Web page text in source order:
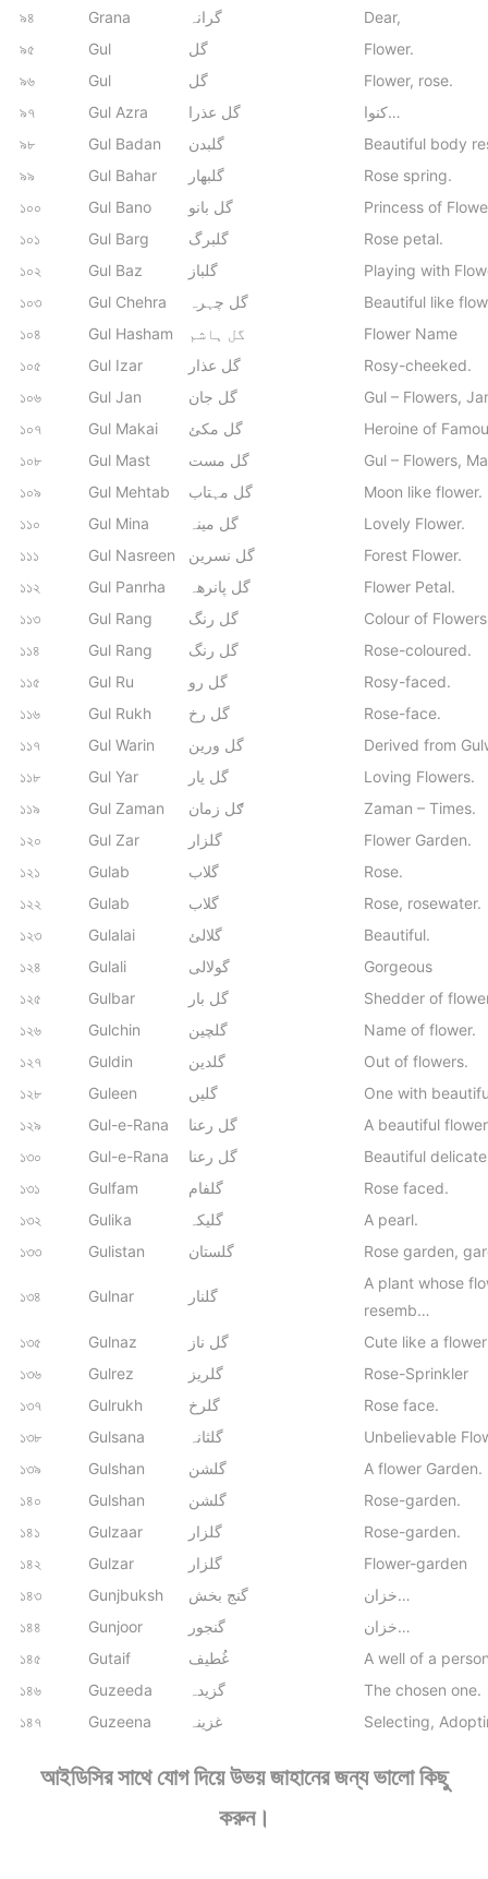
৯৪
Grana گرانہ
Dear,
৯৫
Gul گل
Flower.
৯৬
Gul گل
Flower, rose.
৯৭
Gul Azra گل عذرا
کنوا…
৯৮
Gul Badan گلبدن
Beautiful body
৯৯
Gul Bahar گلبھار
Rose spring.
১০০
Gul Bano گل بانو
Princess of
১০১
Gul Barg گلبرگ
Rose petal.
১০২
Gul Baz گلباز
Playing with
১০৩
Gul Chehra گل چہرہ
Beautiful like
১০৪
Gul Hasham گل ہاشم
Flower Name
১০৫
Gul Izar گل عذار
Rosy-cheeked.
১০৬
Gul Jan گل جان
Gul – Flowers,
১০৭
Gul Makai گل مکئ
Heroine of
১০৮
Gul Mast گل مست
Gul – Flowers,
১০৯
Gul Mehtab گل مہتاب
Moon like flower.
১১০
Gul Mina گل مينہ
Lovely Flower.
১১১
Gul Nasreen گل نسرین
Forest Flower.
১১২
Gul Panrha گل پانرھہ
Flower Petal.
১১৩
Gul Rang گل رنگ
Colour of
১১৪
Gul Rang گل رنگ
Rose-coloured.
১১৫
Gul Ru گل رو
Rosy-faced.
১১৬
Gul Rukh گل رخ
Rose-face.
১১৭
Gul Warin گل ورين
Derived from
১১৮
Gul Yar گل يار
Loving Flowers.
১১৯
Gul Zaman ګل زمان
Zaman – Times.
১২০
Gul Zar گلزار
Flower Garden.
১২১
Gulab گلاب
Rose.
১২২
Gulab گلاب
Rose, rosewater.
১২৩
Gulalai گلالئ
Beautiful.
১২৪
Gulali گولالی
Gorgeous
১২৫
Gulbar گل بار
Shedder of
১২৬
Gulchin گلچين
Name of flower.
১২৭
Guldin گلدین
Out of flowers.
১২৮
Guleen گلیں
One with
১২৯
Gul-e-Rana گل رعنا
A beautiful
১৩০
Gul-e-Rana گل رعنا
Beautiful
১৩১
Gulfam گلفام
Rose faced.
১৩২
Gulika گلیکہ
A pearl.
১৩৩
Gulistan گلستان Rose garden,
১৩৪ Gulnar گلنار
A plant whose
resemb…
১৩৫
Gulnaz گل ناز
Cute like a flower
১৩৬
Gulrez گلریز
Rose-Sprinkler
১৩৭
Gulrukh گلرخ
Rose face.
১৩৮
Gulsana گلثانہ
Unbelievable
১৩৯
Gulshan گلشن
A flower Garden.
১৪০
Gulshan گلشن
Rose-garden.
১৪১
Gulzaar گلزار
Rose-garden.
১৪২
Gulzar گلزار
Flower-garden
১৪৩
Gunjbuksh گنج بخش
خزان…
১৪৪
Gunjoor گنجور
خزان…
১৪৫
Gutaif غُطیف
A well of a
১৪৬
Guzeeda گزیدہ
The chosen one.
১৪৭
Guzeena غزینہ Selecting,
আইডিসির সাথে যোগ দিয়ে উভয় জাহানের জন্য ভালো কিছু
করুন।